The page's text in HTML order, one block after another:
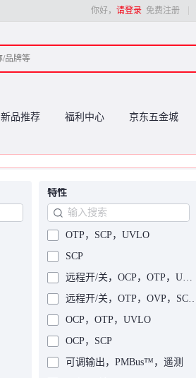
你好， 请登录 免费注册
新品推荐 福利中心 京东五金城
特性
OTP，SCP，UVLO
SCP
远程开/关，OCP，OTP，UVLO
远程开/关，OTP，OVP，SCP，UVLO
OCP，OTP，UVLO
OCP，SCP
可调输出，PMBus™，遥测